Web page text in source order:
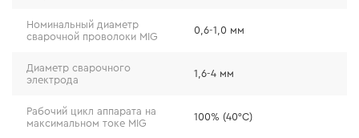
Номинальный диаметр
сварочной проволоки MIG
0,6-1,0 мм
Диаметр сварочного
электрода
1,6-4 мм
Рабочий цикл аппарата на
максимальном токе MIG
100% (40°С)